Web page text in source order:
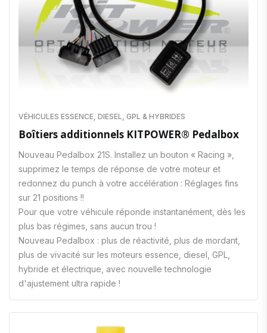
VÉHICULES ESSENCE, DIESEL, GPL & HYBRIDES
Boîtiers additionnels KITPOWER® Pedalbox
Nouveau Pedalbox 21S. Installez un bouton « Racing »,
supprimez le temps de réponse de votre moteur et
redonnez du punch à votre accélération : Réglages fins
sur 21 positions !!
Pour que votre véhicule réponde instantanément, dès les
plus bas régimes, sans aucun trou !
Nouveau Pedalbox : plus de réactivité, plus de mordant,
plus de vivacité sur les moteurs essence, diesel, GPL,
hybride et électrique, avec nouvelle technologie
d'ajustement ultra rapide !